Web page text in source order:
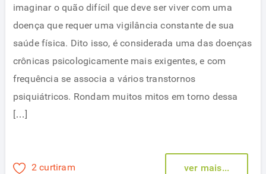
imaginar o quão difícil que deve ser viver com uma
doença que requer uma vigilância constante de sua
saúde física. Dito isso, é considerada uma das doenças
crônicas psicologicamente mais exigentes, e com
frequência se associa a vários transtornos
psiquiátricos. Rondam muitos mitos em torno dessa
[…]
2 curtiram ver mais...